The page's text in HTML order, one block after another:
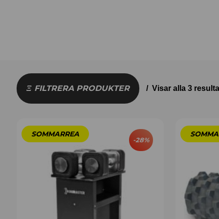
FILTRERA PRODUKTER Visar alla 3
-28%